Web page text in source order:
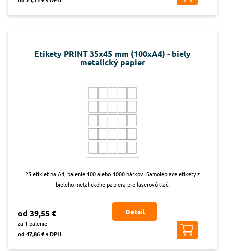
Etikety PRINT 35x45 mm (100xA4) - biely
metalický papier
25 etikiet na A4, balenie 100 alebo 1000 hárkov. Samolepiace etikety z
bieleho metalického papiera pre laserovú tlač.
od 39,55 €
za 1 balenie
od 47,86 € s DPH
Detail